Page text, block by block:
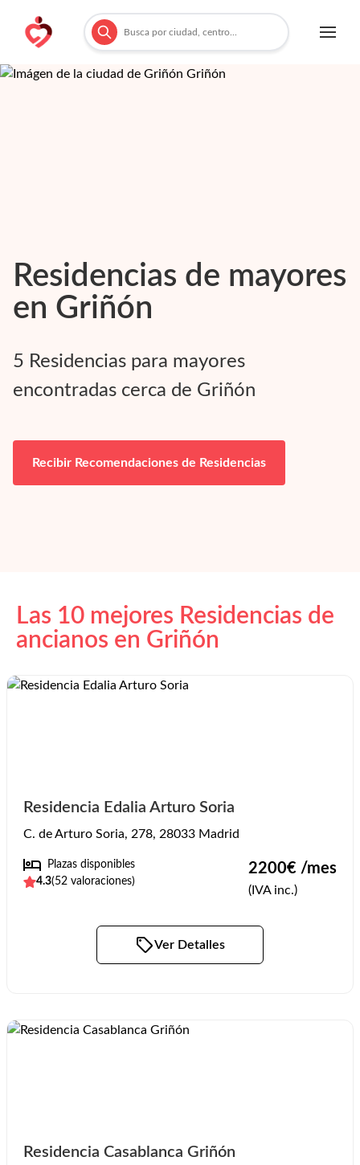
Residencias de mayores
en Griñón
5 Residencias para mayores
encontradas cerca de Griñón
Recibir Recomendaciones de Residencias
Las 10 mejores Residencias de
ancianos en Griñón
Residencia Edalia Arturo Soria
C. de Arturo Soria, 278, 28033 Madrid
Plazas disponibles
4.3(52 valoraciones)
2200€ /mes
(IVA inc.)
Ver Detalles
Residencia Casablanca Griñón